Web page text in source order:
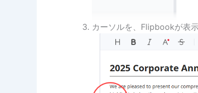
カーソルを、Flipbookが表